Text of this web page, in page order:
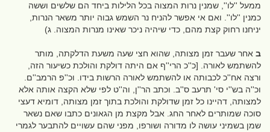
ממעל ''לו'', שמנין נרות המצוה בכל הלילות ביחד הם שלשים וששה
כמנין ''לו''. ואם אי אפשר להניח נר השמש גבוה יותר משאר הנרות,
יניחנו רחוק קצת מהם, כדי שיהיה ניכר שאינו מנרות המצוה. ג)
ב אחר שעבר זמן מצותה, שהוא חצי שעה משעת הדלקתה, מותר
להשתמש לאורה. [כ''כ הרי''ף אם היתה דולקת והולכת כשיעור הזה,
ורצה אח''כ לכבותה או להשתמש לאורה הרשות בידו. וכ''פ הרמב''ם.
וכ''ה בש''י סי' תרעב ס''ב. וכתב הר''ן, וה''ט לפי שלא הקצה אותה אלא
למצותה, דהיינו כל זמן שדולקת והולכת בתוך זמן מצותה, דומיא דעצי
סוכה שמותרים לאחר החג. אבל מקצת מן הגאונים כתבו שאם נשאר
שמן בשמיני עושה לו מדורה ושורפו, מפני שהם עשויים להתבער לגמרי